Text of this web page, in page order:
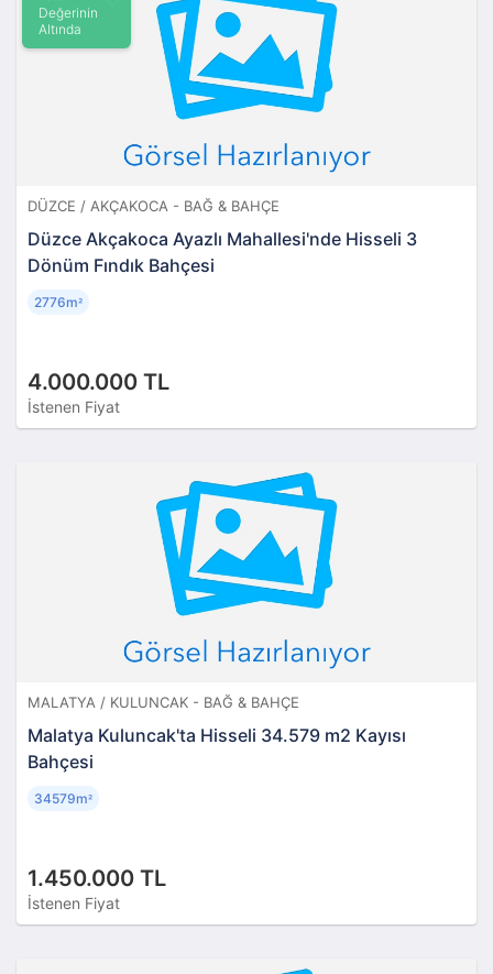
Değerinin
Altında
DÜZCE / AKÇAKOCA - BAĞ & BAHÇE
Düzce Akçakoca Ayazlı Mahallesi'nde Hisseli 3
Dönüm Fındık Bahçesi
4.000.000 TL
İstenen Fiyat
2776m²
MALATYA / KULUNCAK - BAĞ & BAHÇE
Malatya Kuluncak'ta Hisseli 34.579 m2 Kayısı
Bahçesi
1.450.000 TL
İstenen Fiyat
34579m²